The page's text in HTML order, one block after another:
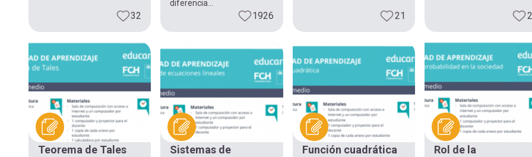
32
diferencia...
1926 21
Teorema de Tales
Sistemas de
Función cuadrática
Rol de la